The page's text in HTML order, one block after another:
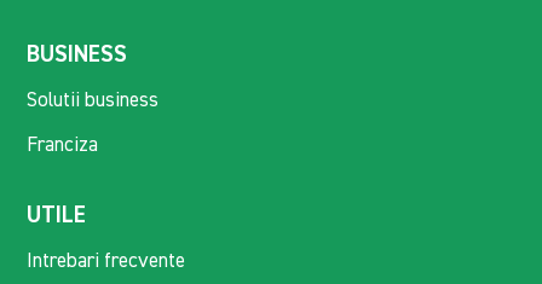
BUSINESS
Solutii business
Franciza
UTILE
Intrebari frecvente